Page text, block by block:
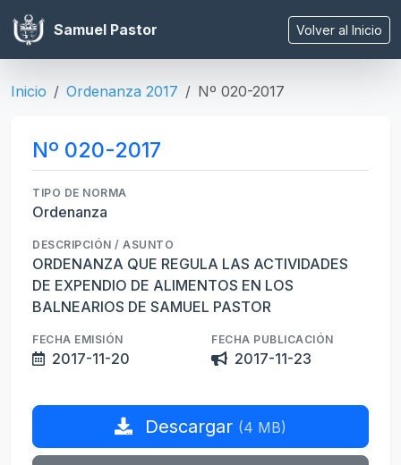
Samuel Pastor Volver al Inicio
Inicio Ordenanza 2017 Nº 020-2017
Nº 020-2017
TIPO DE NORMA
Ordenanza
DESCRIPCIÓN / ASUNTO
ORDENANZA QUE REGULA LAS ACTIVIDADES
DE EXPENDIO DE ALIMENTOS EN LOS
BALNEARIOS DE SAMUEL PASTOR
FECHA EMISIÓN
2017-11-20
FECHA PUBLICACIÓN
2017-11-23
Descargar (4 MB)